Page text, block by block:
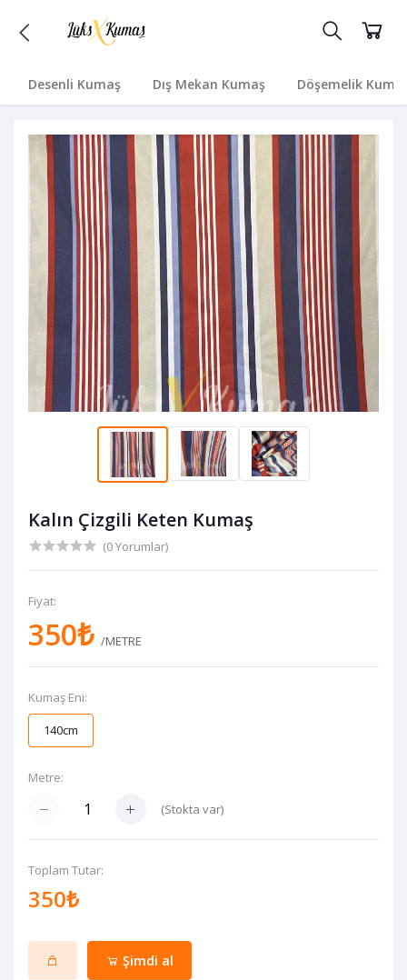
Desenli Kumaş Dış Mekan Kumaş Döşemelik
Kalın Çizgili Keten Kumaş
(0 Yorumlar)
Fiyat:
350₺ /METRE
Kumaş Eni:
140cm
Metre:
(Stokta var)
Toplam Tutar:
350₺
Şimdi al